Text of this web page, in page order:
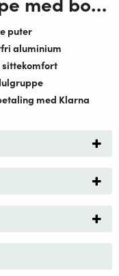
puter
aluminium
sittekomfort
med Klarna